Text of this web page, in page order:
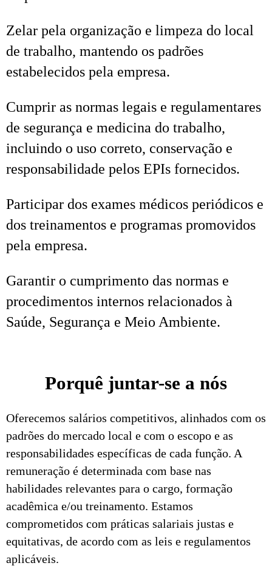
Zelar pela organização e limpeza do local
de trabalho, mantendo os padrões
estabelecidos pela empresa.
Cumprir as normas legais e regulamentares
de segurança e medicina do trabalho,
incluindo o uso correto, conservação e
responsabilidade pelos EPIs fornecidos.
Participar dos exames médicos periódicos e
dos treinamentos e programas promovidos
pela empresa.
Garantir o cumprimento das normas e
procedimentos internos relacionados à
Saúde, Segurança e Meio Ambiente.
Porquê juntar-se a nós
Oferecemos salários competitivos, alinhados com os
padrões do mercado local e com o escopo e as
responsabilidades específicas de cada função. A
remuneração é determinada com base nas
habilidades relevantes para o cargo, formação
acadêmica e/ou treinamento. Estamos
comprometidos com práticas salariais justas e
equitativas, de acordo com as leis e regulamentos
aplicáveis.